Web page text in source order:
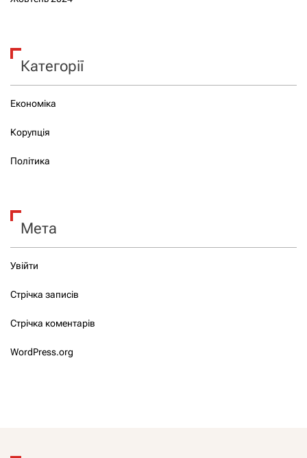
Категорії
Економіка
Корупція
Політика
Мета
Увійти
Стрічка записів
Стрічка коментарів
WordPress.org